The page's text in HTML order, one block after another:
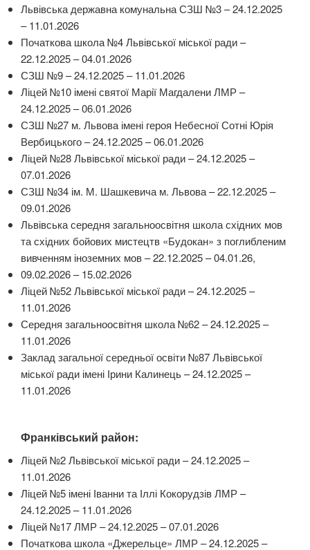
Львівська державна комунальна СЗШ №3 – 24.12.2025
– 11.01.2026
Початкова школа №4 Львівської міської ради –
22.12.2025 – 04.01.2026
СЗШ №9 – 24.12.2025 – 11.01.2026
Ліцей №10 імені святої Марії Магдалени ЛМР –
24.12.2025 – 06.01.2026
СЗШ №27 м. Львова імені героя Небесної Сотні Юрія
Вербицького – 24.12.2025 – 06.01.2026
Ліцей №28 Львівської міської ради – 24.12.2025 –
07.01.2026
СЗШ №34 ім. М. Шашкевича м. Львова – 22.12.2025 –
09.01.2026
Львівська середня загальноосвітня школа східних мов
та східних бойових мистецтв «Будокан» з поглибленим
вивченням іноземних мов – 22.12.2025 – 04.01.26,
09.02.2026 – 15.02.2026
Ліцей №52 Львівської міської ради – 24.12.2025 –
11.01.2026
Середня загальноосвітня школа №62 – 24.12.2025 –
11.01.2026
Заклад загальної середньої освіти №87 Львівської
міської ради імені Ірини Калинець – 24.12.2025 –
11.01.2026
Франківський район:
Ліцей №2 Львівської міської ради – 24.12.2025 –
11.01.2026
Ліцей №5 імені Іванни та Іллі Кокорудзів ЛМР –
24.12.2025 – 11.01.2026
Ліцей №17 ЛМР – 24.12.2025 – 07.01.2026
Початкова школа «Джерельце» ЛМР – 24.12.2025 –